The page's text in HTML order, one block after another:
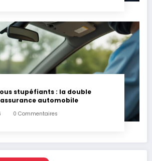
stupéfiants : la double
automobile
0 Commentaires